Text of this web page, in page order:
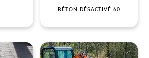
BÉTON DÉSACTIVÉ 60